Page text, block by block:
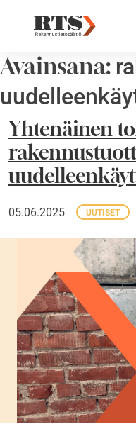
Avainsana:
Yhtenäinen
05.06.2025 UUTISET